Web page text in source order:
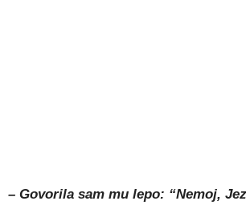
– Govorila sam mu lepo: “Nemoj,